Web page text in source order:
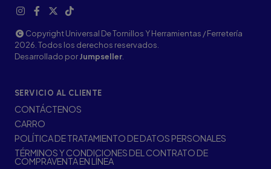
Copyright Universal De Tornillos Y Herramientas / Ferretería
2026. Todos los derechos reservados.
Desarrollado porJumpseller
SERVICIO AL CLIENTE
CONTÁCTENOS
CARRO
POLÍTICA DE TRATAMIENTO DE DATOS PERSONALES
TÉRMINOS Y CONDICIONES DEL CONTRATO DE
COMPRAVENTA EN LÍNEA